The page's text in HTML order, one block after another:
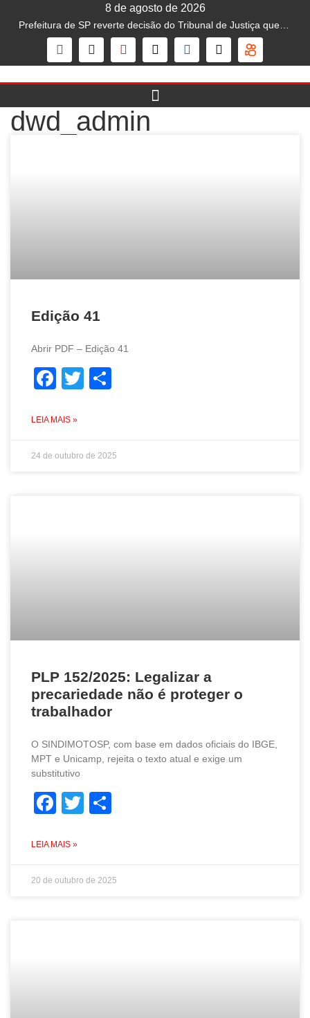
8 de agosto de 2026
dwd_admin
Edição 41
Abrir PDF – Edição 41
Facebook
Twitter
LEIA MAIS »
24 de outubro de 2025
PLP 152/2025: Legalizar a
precariedade não é proteger o
trabalhador
O SINDIMOTOSP, com base em dados oficiais do IBGE,
MPT e Unicamp, rejeita o texto atual e exige um
substitutivo
Facebook
Twitter
LEIA MAIS »
20 de outubro de 2025